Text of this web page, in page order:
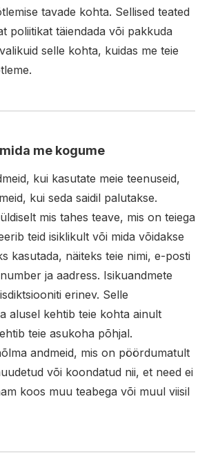
tavade kohta. Sellised teated
poliitikat täiendada või pakkuda
selle kohta, kuidas me teie
me kogume
kui kasutate meie teenuseid,
kui seda saidil palutakse.
mis tahes teave, mis on teiega
teid isiklikult või mida võidakse
kasutada, näiteks teie nimi, e-posti
ja aadress. Isikuandmete
erinev. Selle
alusel kehtib teie kohta ainult
teie asukoha põhjal.
andmeid, mis on pöördumatult
või koondatud nii, et need ei
koos muu teabega või muul viisil